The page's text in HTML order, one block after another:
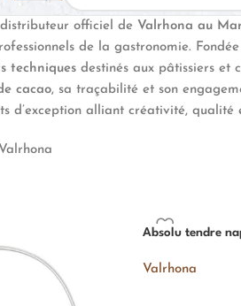
officiel de Valrhona au
de la gastronomie.
techniquesdestinés aux pâtissiers et
cacao, sa traçabilité et son
d’exception alliant créativité, qualité
Valrhona
Absolu tendre
Valrhona